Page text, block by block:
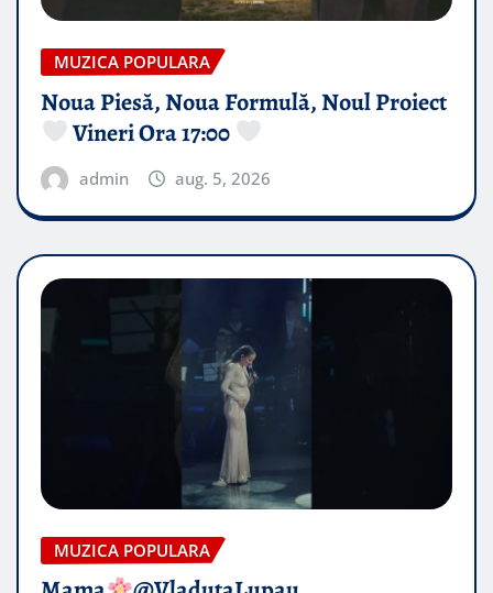
MUZICA POPULARA
Noua Piesă, Noua Formulă, Noul Proiect
Vineri Ora 17:00
admin aug. 5, 2026
MUZICA POPULARA